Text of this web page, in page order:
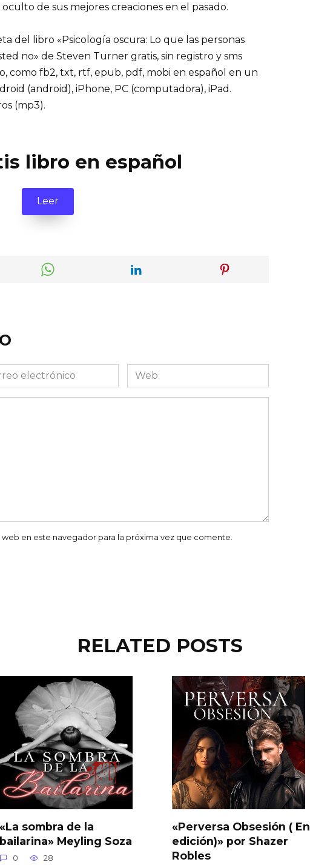
de sus mejores creaciones en el pasado.
del libro «Psicología oscura: Lo que las personas
no» de Steven Turner gratis, sin registro y sms
como fb2, txt, rtf, epub, pdf, mobi en español en un
(android), iPhone, PC (computadora), iPad.
(mp3).
libro en español
Leer
Web
en este navegador para la próxima vez que comente.
RELATED POSTS
«La sombra de la
bailarina» Meyling Soza
0 28
«Perversa Obsesión ( En
edición)» por Shazer
Robles